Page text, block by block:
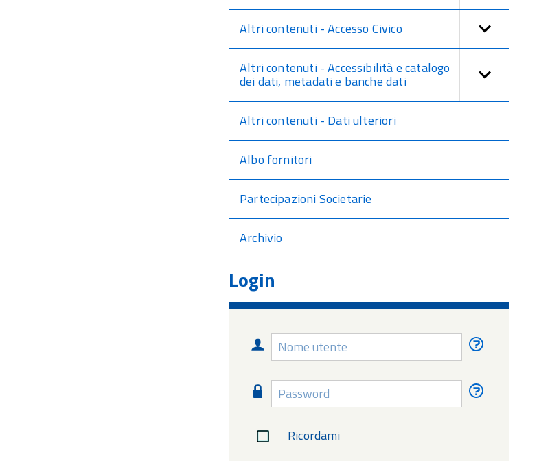
Altri contenuti - Accesso Civico
Altri contenuti - Accessibilità e catalogo
dei dati, metadati e banche dati
Altri contenuti - Dati ulteriori
Albo fornitori
Partecipazioni Societarie
Archivio
Login
Nome
utente
Nome
utente
Password
Password
Ricordami